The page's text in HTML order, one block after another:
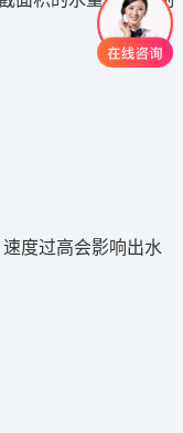
度过高会影响出水